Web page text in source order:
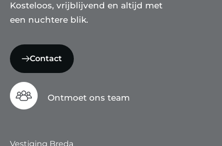
Kosteloos, vrijblijvend en altijd met
een nuchtere blik.
Contact
Ontmoet ons team
Vestiging Breda